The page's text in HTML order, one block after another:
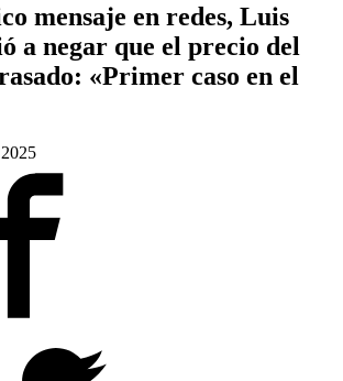
mensaje en redes, Luis
a negar que el precio del
«Primer caso en el